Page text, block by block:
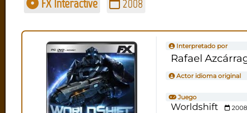
FX Interactive 2008
Interpretado por
Rafael
Actor idioma original
Juego
Worldshift
2008